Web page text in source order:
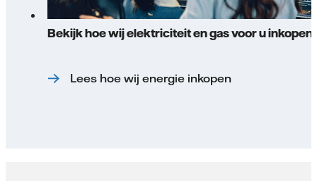
Bekijk hoe wij elektriciteit en gas voor u inkopen
Lees hoe wij energie inkopen